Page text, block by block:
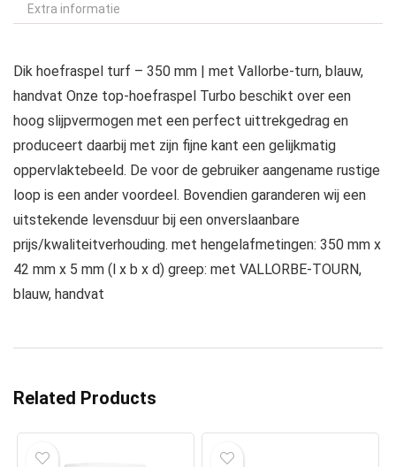
Extra informatie
Dik hoefraspel turf – 350 mm | met Vallorbe-turn, blauw,
handvat Onze top-hoefraspel Turbo beschikt over een
hoog slijpvermogen met een perfect uittrekgedrag en
produceert daarbij met zijn fijne kant een gelijkmatig
oppervlaktebeeld. De voor de gebruiker aangename rustige
loop is een ander voordeel. Bovendien garanderen wij een
uitstekende levensduur bij een onverslaanbare
prijs/kwaliteitverhouding. met hengelafmetingen: 350 mm x
42 mm x 5 mm (l x b x d) greep: met VALLORBE-TOURN,
blauw, handvat
Related Products